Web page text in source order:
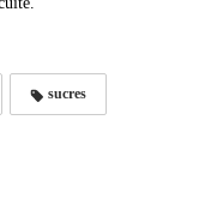
sucres